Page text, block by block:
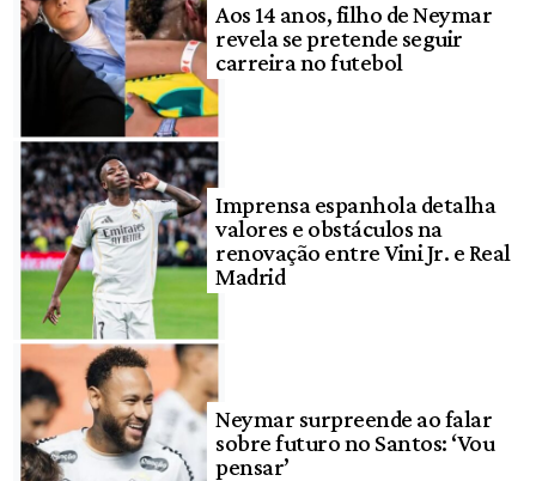
Aos 14 anos, filho de Neymar
revela se pretende seguir
carreira no futebol
Imprensa espanhola detalha
valores e obstáculos na
renovação entre Vini Jr. e Real
Madrid
Neymar surpreende ao falar
sobre futuro no Santos: ‘Vou
pensar’